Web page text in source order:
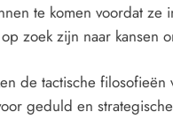
te komen voordat ze
zoek zijn naar kansen
de tactische
geduld en